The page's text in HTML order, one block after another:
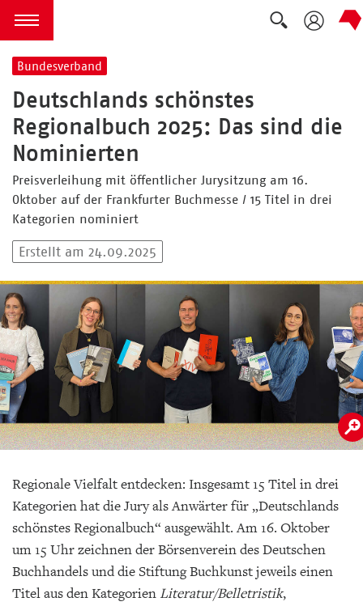
zum Inhalt springen
Menü öffnen
Suche
Bundesverband
Deutschlands schönstes
Regionalbuch 2025: Das sind die
Nominierten
Preisverleihung mit öffentlicher Jurysitzung am 16.
Oktober auf der Frankfurter Buchmesse / 15 Titel in drei
Kategorien nominiert
Erstellt am 24.09.2025
Regionale Vielfalt entdecken: Insgesamt 15 Titel in drei
Kategorien hat die Jury als Anwärter für „Deutschlands
schönstes Regionalbuch“ ausgewählt. Am 16. Oktober
um 15 Uhr zeichnen der Börsenverein des Deutschen
Buchhandels und die Stiftung Buchkunst jeweils einen
Titel aus den Kategorien Literatur/Belletristik,